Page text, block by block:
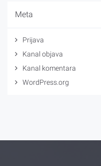
Meta
Prijava
Kanal objava
Kanal komentara
WordPress.org